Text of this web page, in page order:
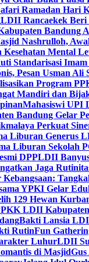
Ramadan Hari
LDII Rancaekek Beri
Bandung
Nashrulloh,
Mental
Standarisasi
Pesan Usman
Program
Mandiri dan
Mahasiswi UPI
Bandung Gelar
Perkuat
Liburan Generus
Liburan Sekolah
DPPLDII
Jaga
YPKI Gelar
129 Hewan
LDII
Bakti Lansia
RutinFun
LuhurLDII
di Masjid